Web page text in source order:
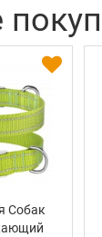
Собак